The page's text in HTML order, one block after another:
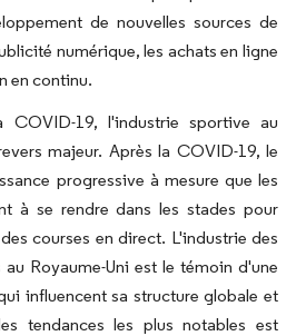
de nouvelles sources de
numérique, les achats en ligne
en continu.
COVID-19, l'industrie sportive au
majeur. Après la COVID-19, le
progressive à mesure que les
à se rendre dans les stades pour
courses en direct. L'industrie des
Royaume-Uni est le témoin d'une
influencent sa structure globale et
tendances les plus notables est